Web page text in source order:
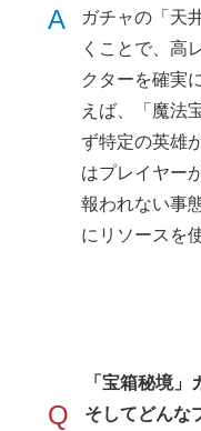
A
ガチャの「天
くことで、高
クターを確実
えば、「魔法
ず特定の英雄
はプレイヤー
報われない事
にリソースを
Q
「宝箱秘境」
そしてどんな